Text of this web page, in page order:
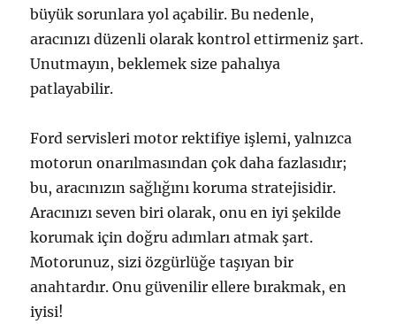
büyük sorunlara yol açabilir. Bu nedenle,
aracınızı düzenli olarak kontrol ettirmeniz şart.
Unutmayın, beklemek size pahalıya
patlayabilir.
Ford servisleri motor rektifiye işlemi, yalnızca
motorun onarılmasından çok daha fazlasıdır;
bu, aracınızın sağlığını koruma stratejisidir.
Aracınızı seven biri olarak, onu en iyi şekilde
korumak için doğru adımları atmak şart.
Motorunuz, sizi özgürlüğe taşıyan bir
anahtardır. Onu güvenilir ellere bırakmak, en
iyisi!